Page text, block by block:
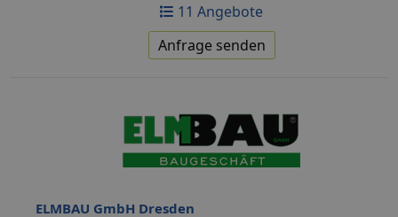
11 Angebote
Anfrage senden
ELMBAU GmbH Dresden